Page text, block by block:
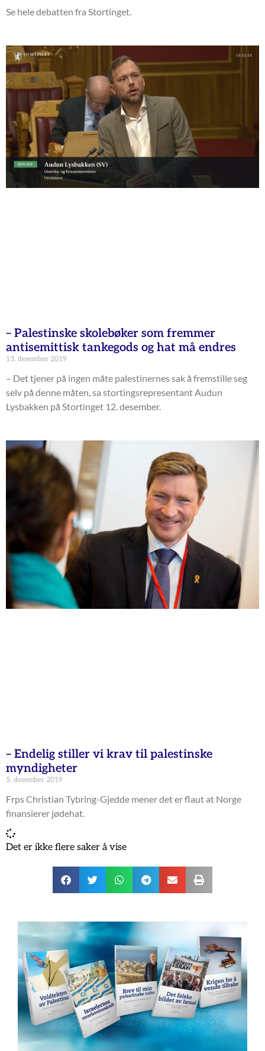
Se hele debatten fra Stortinget.
– Palestinske skolebøker som fremmer
antisemittisk tankegods og hat må endres
13. desember 2019
– Det tjener på ingen måte palestinernes sak å fremstille seg
selv på denne måten, sa stortingsrepresentant Audun
Lysbakken på Stortinget 12. desember.
– Endelig stiller vi krav til palestinske
myndigheter
5. desember 2019
Frps Christian Tybring-Gjedde mener det er flaut at Norge
finansierer jødehat.
Det er ikke flere saker å vise